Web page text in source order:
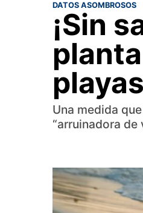
DATOS ASOMBROSOS
¡Sin
Una medida
“arruinadora